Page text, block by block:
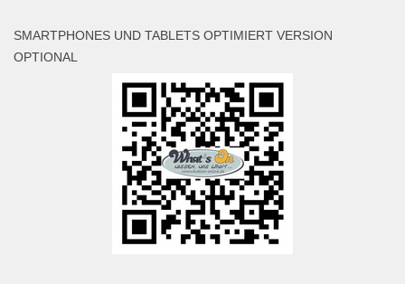
SMARTPHONES UND TABLETS OPTIMIERT VERSION
OPTIONAL